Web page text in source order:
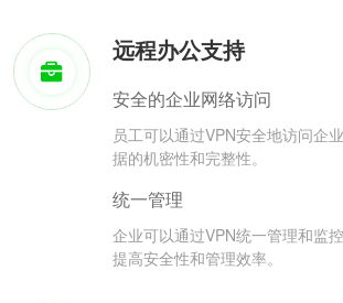
远程办公支持
安全的企业网络访问
员工可以通过VPN安全地访问企
据的机密性和完整性。
统一管理
企业可以通过VPN统一管理和监
提高安全性和管理效率。